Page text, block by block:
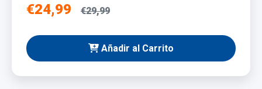
€24,99 €29,99
Añadir al Carrito